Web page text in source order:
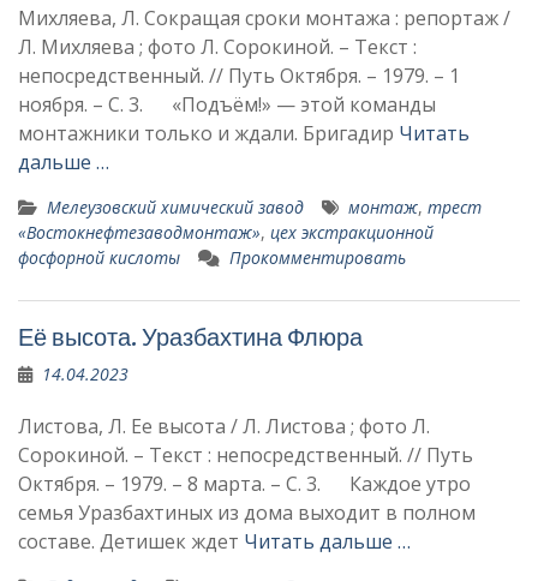
Михляева, Л. Сокращая сроки монтажа : репортаж /
Л. Михляева ; фото Л. Сорокиной. – Текст :
непосредственный. // Путь Октября. – 1979. – 1
ноября. – С. 3. «Подъём!» — этой команды
монтажники только и ждали. Бригадир Читать
дальше …
Мелеузовский химический завод монтаж, трест
«Востокнефтезаводмонтаж», цех экстракционной
фосфорной кислоты
Прокомментировать
Её высота. Уразбахтина Флюра
14.04.2023
Листова, Л. Ее высота / Л. Листова ; фото Л.
Сорокиной. – Текст : непосредственный. // Путь
Октября. – 1979. – 8 марта. – С. 3. Каждое утро
семья Уразбахтиных из дома выхо­дит в полном
составе. Дети­шек ждет Читать дальше …